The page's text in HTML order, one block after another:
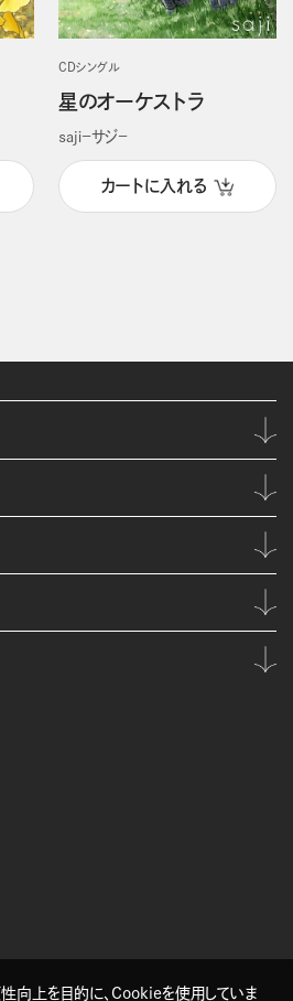
CDシングル
星のオーケストラ
ｓａｊｉ－サジ－
カートに入れる
性向上を目的に、Cookieを使用していま